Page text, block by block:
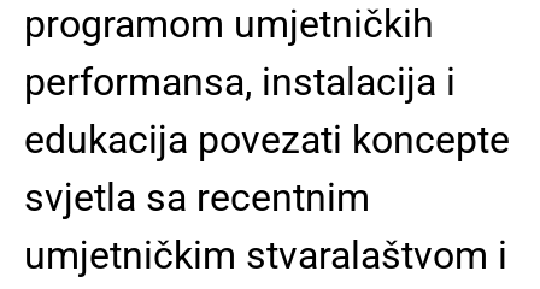
programom umjetničkih
performansa, instalacija i
edukacija povezati koncepte
svjetla sa recentnim
umjetničkim stvaralaštvom i